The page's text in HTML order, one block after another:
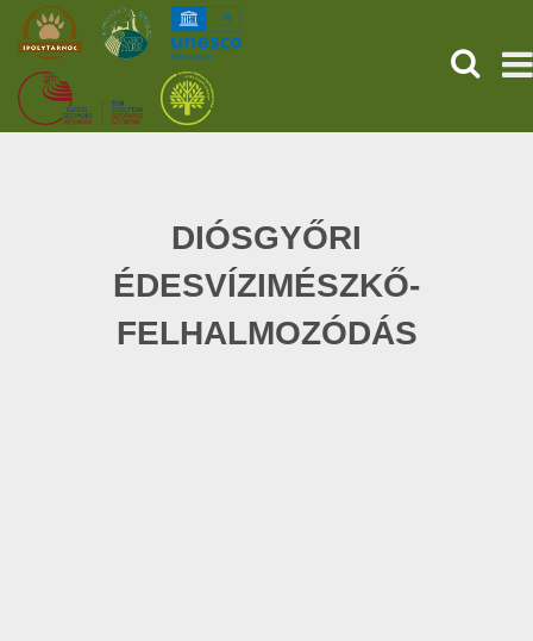
STAROVEKÉ POMPEJE
UDALOSTI (HU)
HĽADAŤ
DIÓSGYŐRI
ÉDESVÍZIMÉSZKŐ-
FELHALMOZÓDÁS